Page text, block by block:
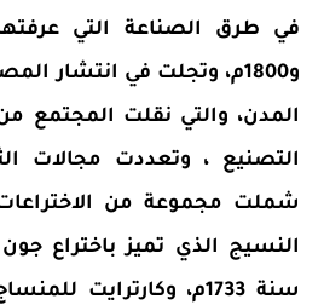
و1800م، وتجلت في انتشار
المدن، والتي نقلت المجتمع
التصنيع ، وتعددت مجالات
شملت مجموعة من
النسيج الذي تميز باختراع
سنة 1733م، وكارترايت